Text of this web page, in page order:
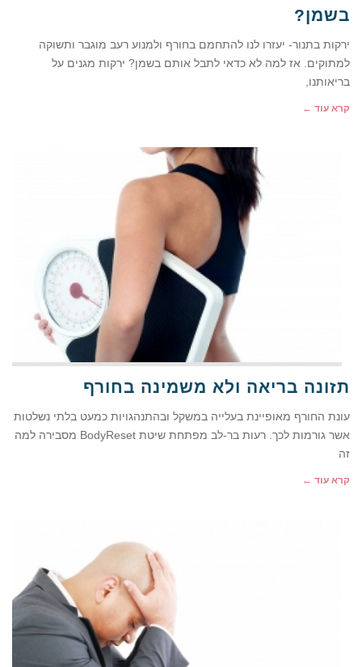
בשמן?
ירקות בתנור- יעזרו לנו להתחמם בחורף ולמנוע רעב מוגבר ותשוקה
למתוקים. אז למה לא כדאי לתבל אותם בשמן? ירקות מגנים על
בריאותנו,
קרא עוד ←
תזונה בריאה ולא משמינה בחורף
עונת החורף מאופיינת בעלייה במשקל ובהתנהגויות כמעט בלתי נשלטות
אשר גורמות לכך. רעות בר-לב מפתחת שיטת BodyReset מסבירה למה
זה
קרא עוד ←